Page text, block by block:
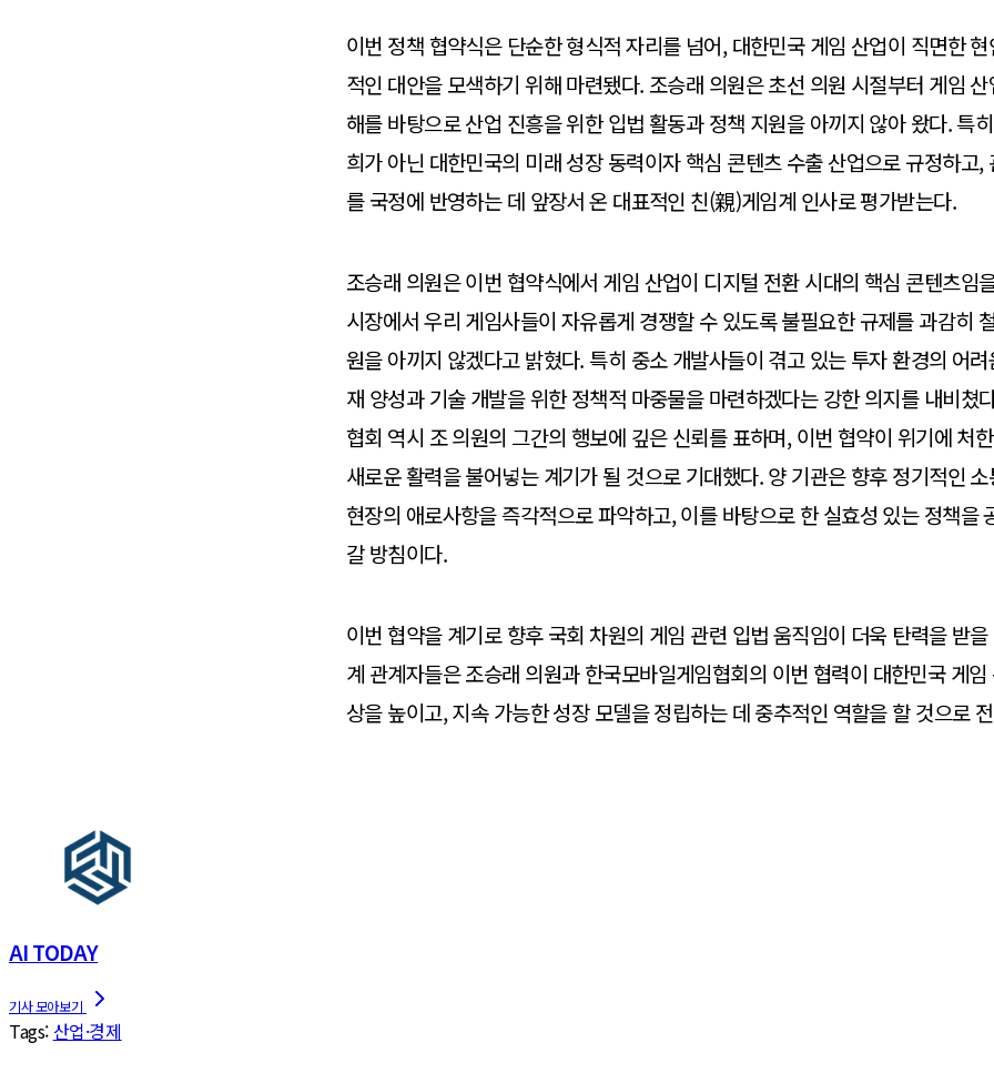
이번 정책 협약식은 단순한 형식적 자리를 넘어, 대한민국 게임 산업이 직면한
적인 대안을 모색하기 위해 마련됐다. 조승래 의원은 초선 의원 시절부터 게임
해를 바탕으로 산업 진흥을 위한 입법 활동과 정책 지원을 아끼지 않아 왔다. 특
희가 아닌 대한민국의 미래 성장 동력이자 핵심 콘텐츠 수출 산업으로 규정하고,
를 국정에 반영하는 데 앞장서 온 대표적인 친(親)게임계 인사로 평가받는다.
조승래 의원은 이번 협약식에서 게임 산업이 디지털 전환 시대의 핵심 콘텐츠임
시장에서 우리 게임사들이 자유롭게 경쟁할 수 있도록 불필요한 규제를 과감히
원을 아끼지 않겠다고 밝혔다. 특히 중소 개발사들이 겪고 있는 투자 환경의 어
재 양성과 기술 개발을 위한 정책적 마중물을 마련하겠다는 강한 의지를 내비쳤
협회 역시 조 의원의 그간의 행보에 깊은 신뢰를 표하며, 이번 협약이 위기에 처
새로운 활력을 불어넣는 계기가 될 것으로 기대했다. 양 기관은 향후 정기적인
현장의 애로사항을 즉각적으로 파악하고, 이를 바탕으로 한 실효성 있는 정책을
갈 방침이다.
이번 협약을 계기로 향후 국회 차원의 게임 관련 입법 움직임이 더욱 탄력을 받
계 관계자들은 조승래 의원과 한국모바일게임협회의 이번 협력이 대한민국 게
상을 높이고, 지속 가능한 성장 모델을 정립하는 데 중추적인 역할을 할 것으로
AI TODAY
Tags: 산업·경제